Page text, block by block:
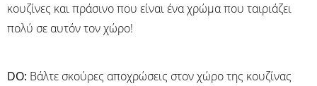
κουζίνες και πράσινο που είναι ένα χρώμα που ταιριάζει
πολύ σε αυτόν τον χώρο!
DO: Βάλτε σκούρες αποχρώσεις στον χώρο της κουζίνας